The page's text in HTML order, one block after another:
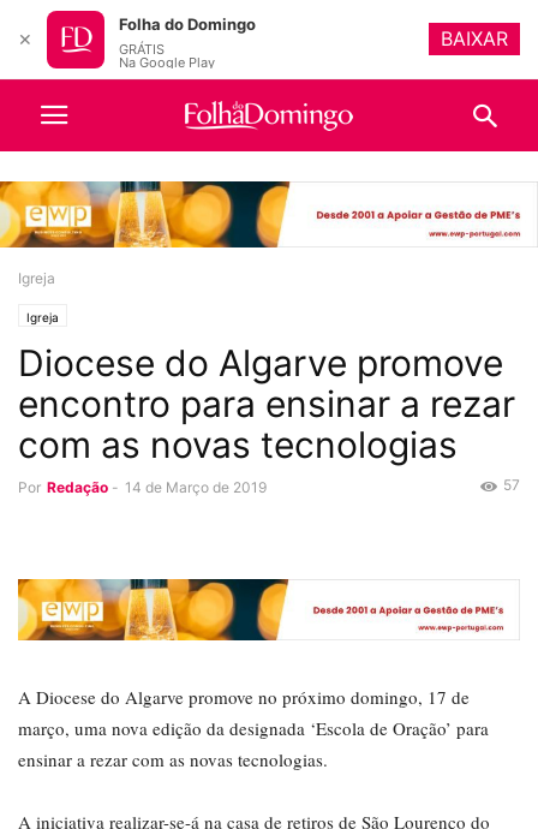
Igreja
Igreja
Diocese do Algarve promove
encontro para ensinar a rezar
com as novas tecnologias
Por Redação - 14 de Março de 2019 57
A Diocese do Algarve promove no próximo domingo, 17 de
março, uma nova edição da designada ‘Escola de Oração’ para
ensinar a rezar com as novas tecnologias.
A iniciativa realizar-se-á na casa de retiros de São Lourenço do
✕
Folha do Domingo
GRÁTIS
Na Google Play
BAIXAR